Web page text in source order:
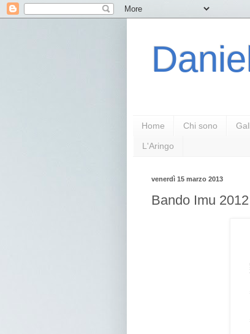
Home Chi sono
L'Aringo
venerdì 15 marzo 2013
Bando Imu 2012